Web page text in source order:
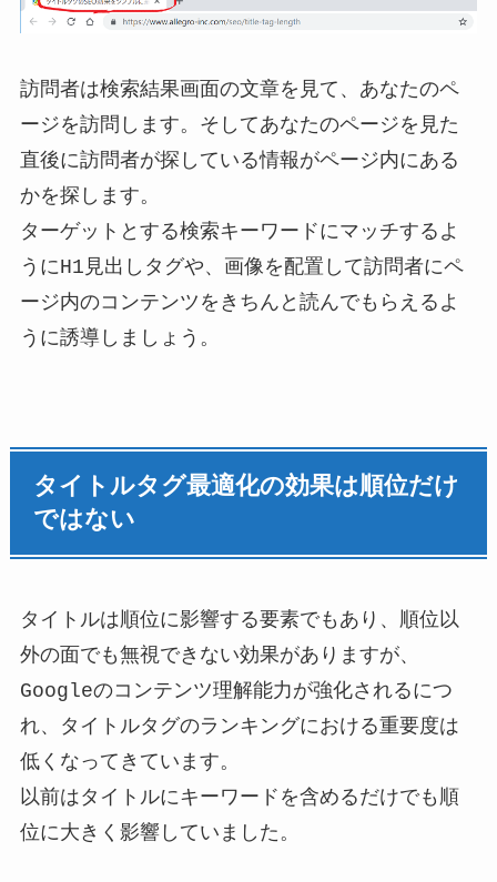
訪問者は検索結果画面の文章を見て、あなたのペ
ージを訪問します。そしてあなたのページを見た
直後に訪問者が探している情報がページ内にある
かを探します。
ターゲットとする検索キーワードにマッチするよ
うにH1見出しタグや、画像を配置して訪問者にペ
ージ内のコンテンツをきちんと読んでもらえるよ
うに誘導しましょう。
タイトルタグ最適化の効果は順位だけ
ではない
タイトルは順位に影響する要素でもあり、順位以
外の面でも無視できない効果がありますが、
Googleのコンテンツ理解能力が強化されるにつ
れ、タイトルタグのランキングにおける重要度は
低くなってきています。
以前はタイトルにキーワードを含めるだけでも順
位に大きく影響していました。